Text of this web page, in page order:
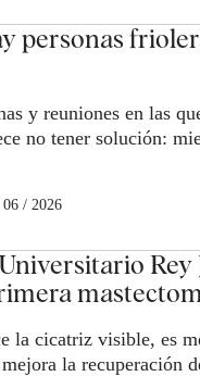
personas
y reuniones en las
no tener solución:
/ 2026
Rey
la cicatriz visible, es
la recuperación